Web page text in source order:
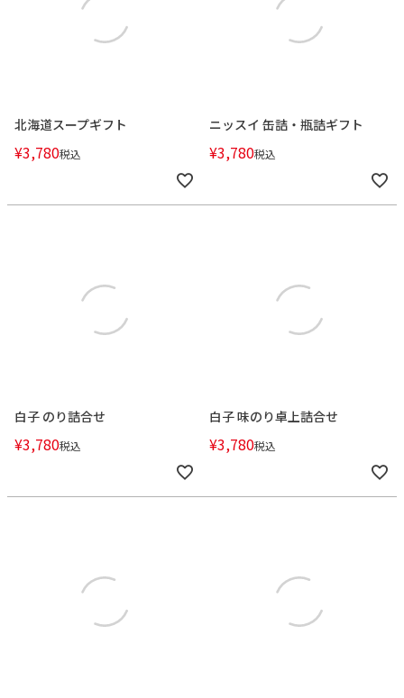
北海道スープギフト
¥3,780税込
ニッスイ 缶詰・瓶詰ギフト
¥3,780税込
白子 のり詰合せ
¥3,780税込
白子 味のり卓上詰合せ
¥3,780税込